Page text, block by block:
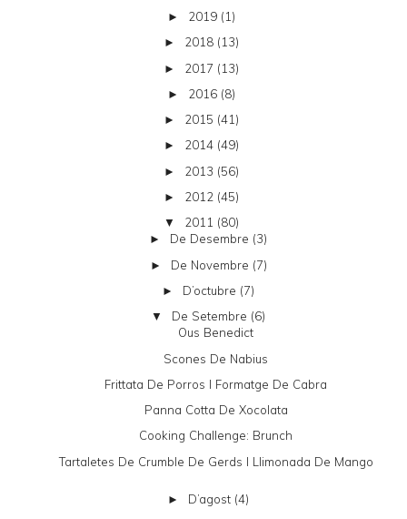
► 2019 (1)
► 2018 (13)
► 2017 (13)
► 2016 (8)
► 2015 (41)
► 2014 (49)
► 2013 (56)
► 2012 (45)
▼ 2011 (80)
► De Desembre (3)
► De Novembre (7)
► D’octubre (7)
▼ De Setembre (6)
Ous Benedict
Scones De Nabius
Frittata De Porros I Formatge De Cabra
Panna Cotta De Xocolata
Cooking Challenge: Brunch
Tartaletes De Crumble De Gerds I Llimonada De Mango
► D’agost (4)